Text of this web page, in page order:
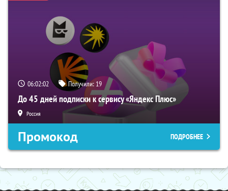
06:02:01 Получили: 19
До 45 дней подписки к сервису «Яндекс Плюс»
Россия
Промокод ПОДРОБНЕЕ